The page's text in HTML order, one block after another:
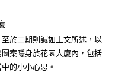
於二期則誠如上文所述，以
案隱身於花園大廈內，包括
的小小心思。